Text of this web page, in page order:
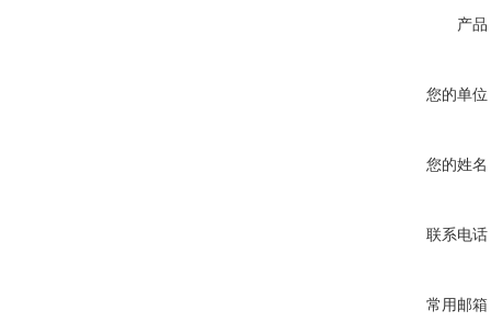
产品
您的单位
您的姓名
联系电话
常用邮箱